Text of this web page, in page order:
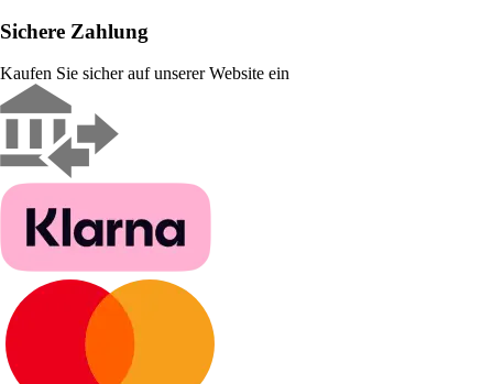
Sichere Zahlung
Kaufen Sie sicher auf unserer Website ein